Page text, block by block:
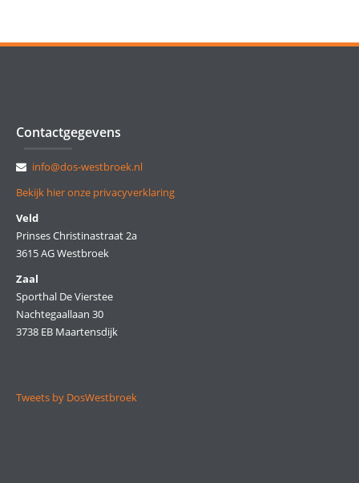
Contactgegevens
info@dos-westbroek.nl
Bekijk hier onze privacyverklaring
Veld
Prinses Christinastraat 2a
3615 AG Westbroek
Zaal
Sporthal De Vierstee
Nachtegaallaan 30
3738 EB Maartensdijk
Tweets by DosWestbroek